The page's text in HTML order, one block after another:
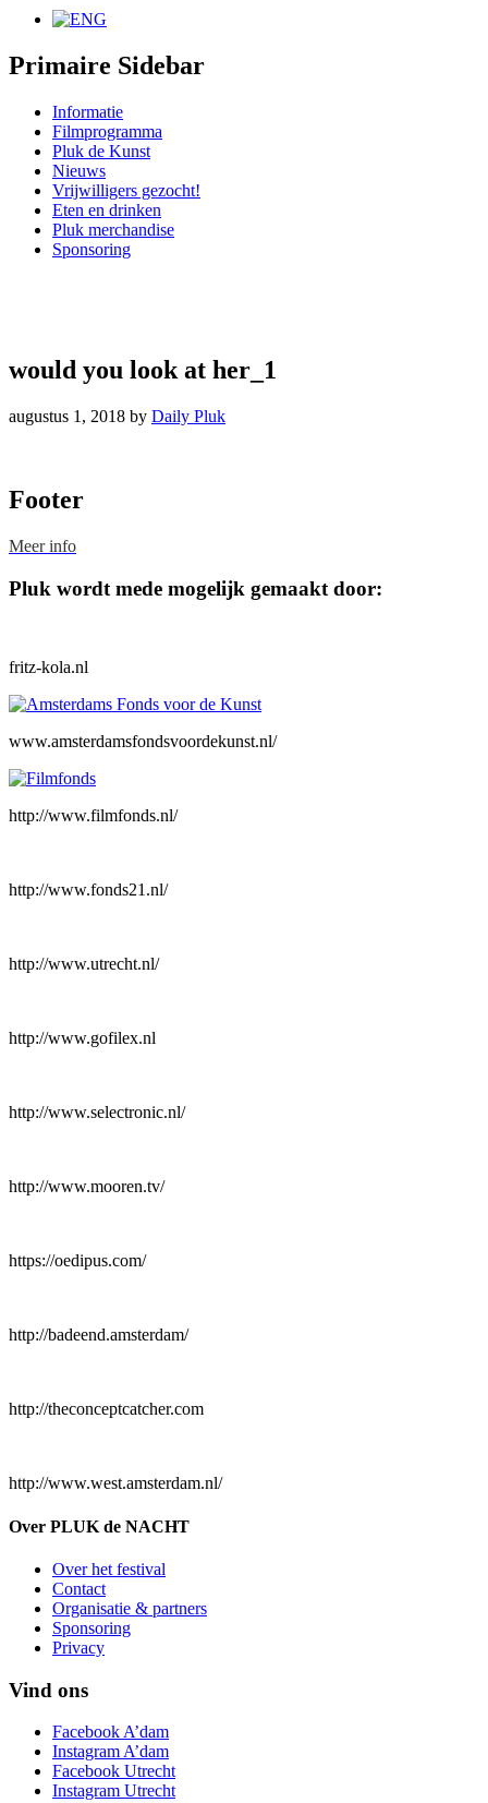
Primaire Sidebar
Informatie
Filmprogramma
Pluk de Kunst
Nieuws
Vrijwilligers gezocht!
Eten en drinken
Pluk merchandise
Sponsoring
would you look at her_1
augustus 1, 2018 by Daily Pluk
Footer
Meer info
Pluk wordt mede mogelijk gemaakt door:
fritz-kola.nl
www.amsterdamsfondsvoordekunst.nl/
http://www.filmfonds.nl/
http://www.fonds21.nl/
http://www.utrecht.nl/
http://www.gofilex.nl
http://www.selectronic.nl/
http://www.mooren.tv/
https://oedipus.com/
http://badeend.amsterdam/
http://theconceptcatcher.com
http://www.west.amsterdam.nl/
Over PLUK de NACHT
Over het festival
Contact
Organisatie & partners
Sponsoring
Privacy
Vind ons
Facebook A’dam
Instagram A’dam
Facebook Utrecht
Instagram Utrecht